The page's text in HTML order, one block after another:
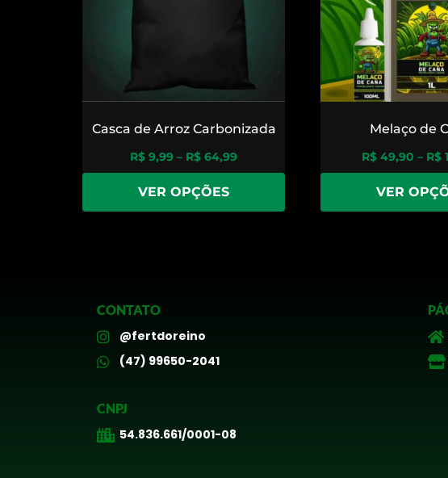
Casca de Arroz Carbonizada
R$ 9,99 – R$ 64,99
VER OPÇÕES
Melaço de
R$ 49,90 – R$
VER
CONTATO
@fertdoreino
(47) 99650-2041
CNPJ
54.836.661/0001-08